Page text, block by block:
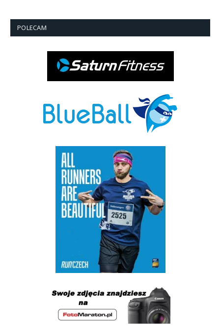
POLECAM